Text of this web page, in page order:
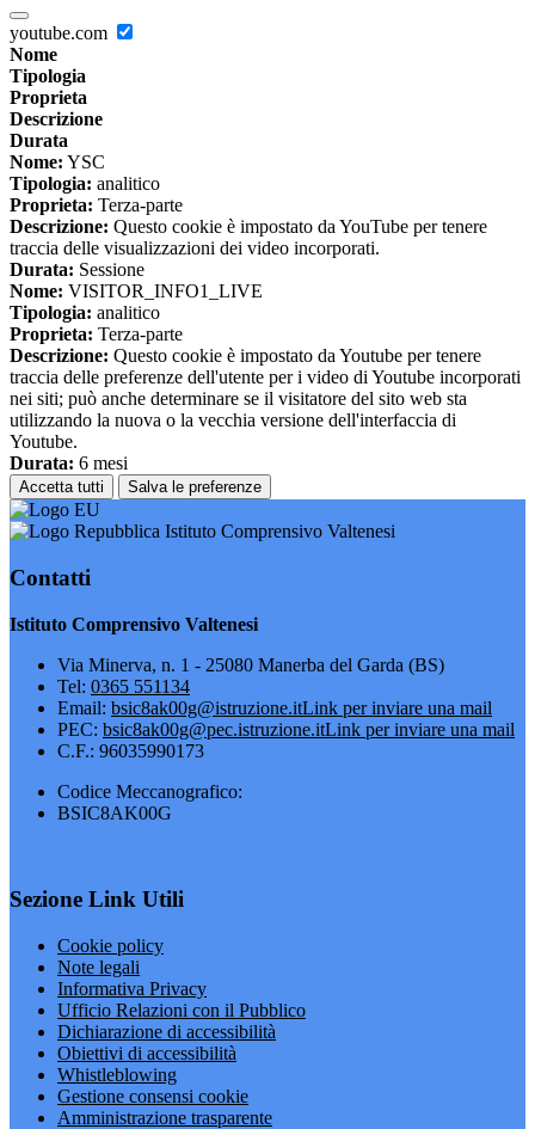
youtube.com
Nome
Tipologia
Proprieta
Descrizione
Durata
Nome: YSC
Tipologia: analitico
Proprieta: Terza-parte
Descrizione: Questo cookie è impostato da YouTube per tenere
traccia delle visualizzazioni dei video incorporati.
Durata: Sessione
Nome: VISITOR_INFO1_LIVE
Tipologia: analitico
Proprieta: Terza-parte
Descrizione: Questo cookie è impostato da Youtube per tenere
traccia delle preferenze dell'utente per i video di Youtube incorporati
nei siti; può anche determinare se il visitatore del sito web sta
utilizzando la nuova o la vecchia versione dell'interfaccia di
Youtube.
Durata: 6 mesi
Accetta tutti Salva le preferenze
Istituto Comprensivo Valtenesi
Contatti
Istituto Comprensivo Valtenesi
Via Minerva, n. 1 - 25080 Manerba del Garda (BS)
Tel: 0365 551134
Email: bsic8ak00g@istruzione.itLink per inviare una mail
PEC: bsic8ak00g@pec.istruzione.itLink per inviare una mail
C.F.: 96035990173
Codice Meccanografico:
BSIC8AK00G
Sezione Link Utili
Cookie policy
Note legali
Informativa Privacy
Ufficio Relazioni con il Pubblico
Dichiarazione di accessibilità
Obiettivi di accessibilità
Whistleblowing
Gestione consensi cookie
Amministrazione trasparente